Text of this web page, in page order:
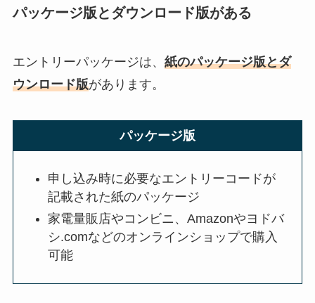
パッケージ版とダウンロード版がある
エントリーパッケージは、 紙のパッケージ版とダ
ウンロード版があります。
パッケージ版
申し込み時に必要なエントリーコードが
記載された紙のパッケージ
家電量販店やコンビニ、Amazonやヨドバ
シ.comなどのオンラインショップで購入
可能